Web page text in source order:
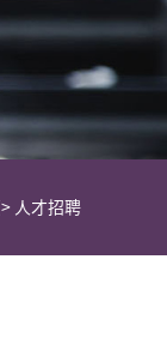
> 人才招聘